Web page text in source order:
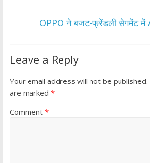
k p
OPPO ने बजट-फ्रेंडली सेगमेंट में
Leave a Reply
Your email address will not be published.
are marked *
Comment *